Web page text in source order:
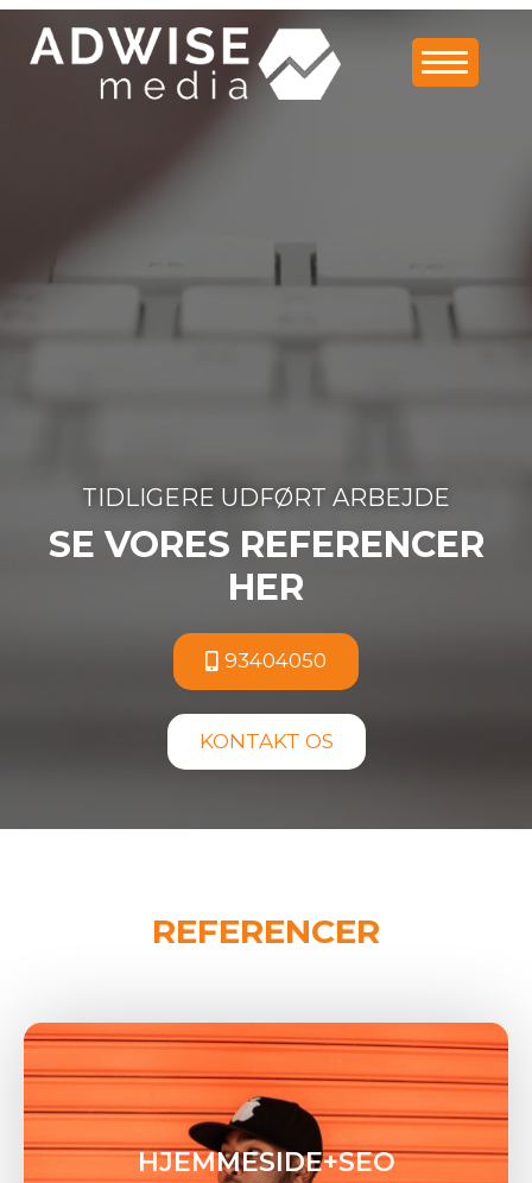
TIDLIGERE UDFØRT ARBEJDE
SE VORES REFERENCER
HER
93404050
KONTAKT OS
REFERENCER
HJEMMESIDE+SEO